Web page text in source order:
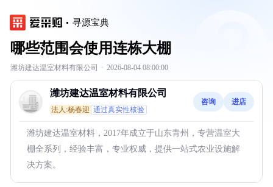
寻源宝典
哪些范围会使用连栋大棚
潍坊建达温室材料有限公司 · 2026-08-04 08:00:00
潍坊建达温室材料有限公司
法人:杨春迎 通过真实性核验
咨询 进店
潍坊建达温室材料，2017年成立于山东青州，专营温室大
棚全系列，经验丰富，专业权威，提供一站式农业设施解
决方案。